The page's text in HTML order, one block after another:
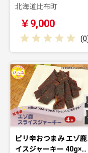
北海道比布町
￥9,000
(0
ピリ辛おつまみ エゾ
イスジャーキー 40g×…